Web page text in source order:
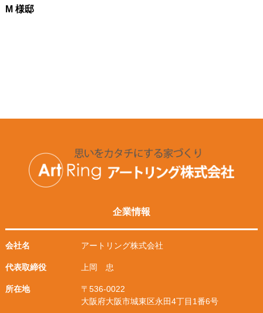
M 様邸
企業情報
会社名 アートリング株式会社
代表取締役 上岡 忠
所在地
〒536-0022
大阪府大阪市城東区永田4丁目1番6号